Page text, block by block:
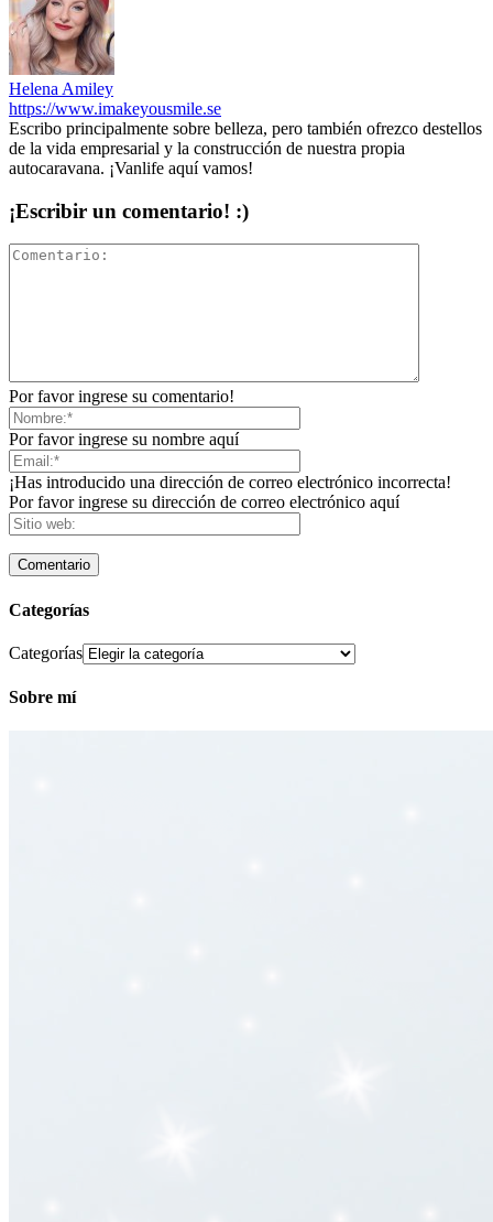
Helena Amiley
https://www.imakeyousmile.se
Escribo principalmente sobre belleza, pero también ofrezco destellos
de la vida empresarial y la construcción de nuestra propia
autocaravana. ¡Vanlife aquí vamos!
¡Escribir un comentario! :)
Por favor ingrese su comentario!
Por favor ingrese su nombre aquí
¡Has introducido una dirección de correo electrónico incorrecta!
Por favor ingrese su dirección de correo electrónico aquí
Categorías
Categorías
Sobre mí